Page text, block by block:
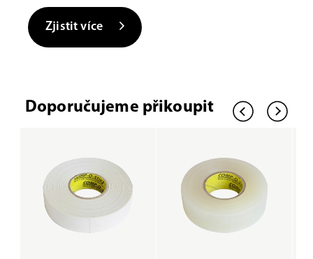
Zjistit více
Doporučujeme přikoupit